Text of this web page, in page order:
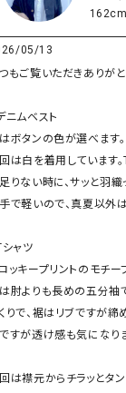
その他スカ
ット・オーバーオール
ト・アウター
ト・オーバーオール
her.（ハードット）
and quarter（
Our.（アワード
1 metre carre（
adidas（アディ
162cm
05/13
もご覧いただきありが
ニムベスト
ボタンの色が選べます。
は白を着用しています
りない時に、サッと羽織
で軽いので、真夏以外
シャツ
ッキープリントのモチ
肘よりも長めの五分袖
りで、裾はリブですが締
すが透け感も気になり
は襟元からチラッとタン